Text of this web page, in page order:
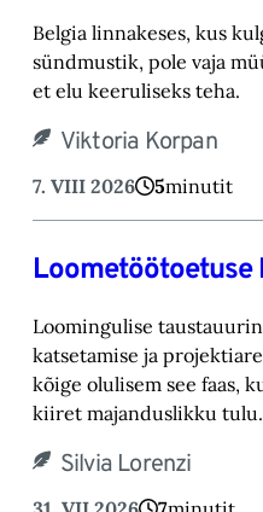
Belgia linnakeses, kus
sündmustik, pole vaja
et elu keeruliseks teha. ‎
Viktoria Korpan
7. VIII 2026 5minutit
Loometöötoetuse
Loomingulise
katsetamise ja
kõige olulisem see faas,
kiiret majanduslikku tulu.
Silvia Lorenzi